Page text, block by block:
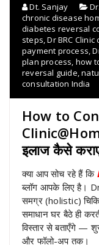
Dt. Sanjay
chronic disease
diabetes reversal
steps,Dr BRC
payment process,
plan process, how
reversal guide,
consultation India
How to
इलाज कैसे
क्या आप सोच रहे हैं कि
ब्लॉग आपके लिए है।
समग्र (holistic)
समाधान घर बैठे ही
विस्तार से बताएँगे —
और फॉलो-अप तक।